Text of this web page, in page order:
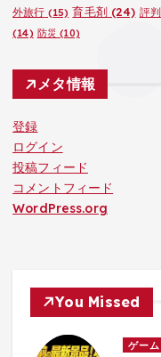
外旅行 (15) 育毛剤(24) 評判
(14) 防災 (10)
メタ情報
登録
ログイン
投稿フィード
コメントフィード
WordPress.org
You Missed
ゲーム